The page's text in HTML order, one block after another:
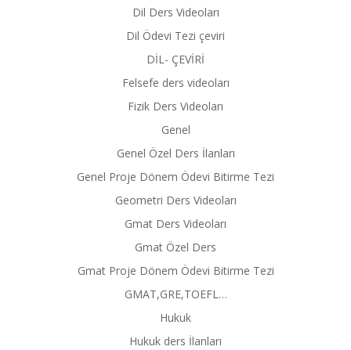
Dil Ders Videoları
Dil Ödevi Tezi çeviri
DİL- ÇEVİRİ
Felsefe ders videoları
Fizik Ders Videoları
Genel
Genel Özel Ders İlanları
Genel Proje Dönem Ödevi Bitirme Tezi
Geometri Ders Videoları
Gmat Ders Videoları
Gmat Özel Ders
Gmat Proje Dönem Ödevi Bitirme Tezi
GMAT,GRE,TOEFL…
Hukuk
Hukuk ders İlanları